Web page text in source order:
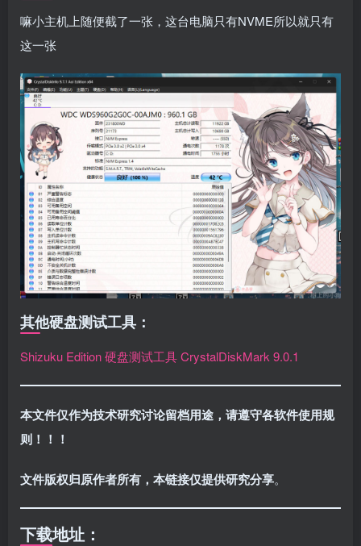
嘛小主机上随便截了一张，这台电脑只有NVME所以就只有
这一张
其他硬盘测试工具：
Shizuku Edition 硬盘测试工具 CrystalDiskMark 9.0.1
本文件仅作为技术研究讨论留档用途，请遵守各软件使用规
则！！！
文件版权归原作者所有，本链接仅提供研究分享。
下载地址：